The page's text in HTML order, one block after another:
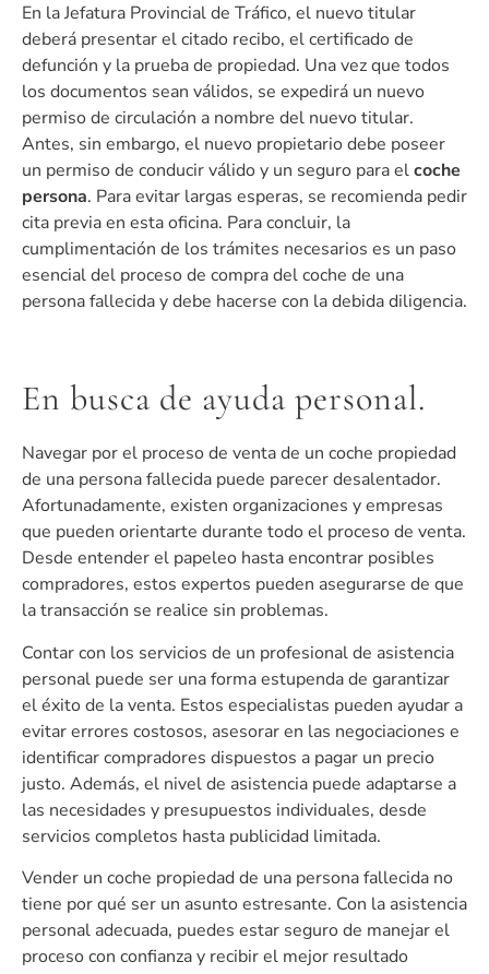
En la Jefatura Provincial de Tráfico, el nuevo titular
deberá presentar el citado recibo, el certificado de
defunción y la prueba de propiedad. Una vez que todos
los documentos sean válidos, se expedirá un nuevo
permiso de circulación a nombre del nuevo titular.
Antes, sin embargo, el nuevo propietario debe poseer
un permiso de conducir válido y un seguro para elcoche
persona. Para evitar largas esperas, se recomienda pedir
cita previa en esta oficina. Para concluir, la
cumplimentación de los trámites necesarios es un paso
esencial del proceso de compra del coche de una
persona fallecida y debe hacerse con la debida diligencia.
En busca de ayuda personal.
Navegar por el proceso de venta de un coche propiedad
de una persona fallecida puede parecer desalentador.
Afortunadamente, existen organizaciones y empresas
que pueden orientarte durante todo el proceso de venta.
Desde entender el papeleo hasta encontrar posibles
compradores, estos expertos pueden asegurarse de que
la transacción se realice sin problemas.
Contar con los servicios de un profesional de asistencia
personal puede ser una forma estupenda de garantizar
el éxito de la venta. Estos especialistas pueden ayudar a
evitar errores costosos, asesorar en las negociaciones e
identificar compradores dispuestos a pagar un precio
justo. Además, el nivel de asistencia puede adaptarse a
las necesidades y presupuestos individuales, desde
servicios completos hasta publicidad limitada.
Vender un coche propiedad de una persona fallecida no
tiene por qué ser un asunto estresante. Con la asistencia
personal adecuada, puedes estar seguro de manejar el
proceso con confianza y recibir el mejor resultado